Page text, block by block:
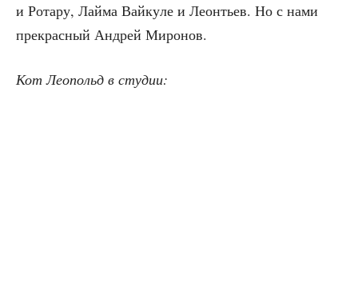
и Рота­ру, Лай­ма Вай­ку­ле и Леон­тьев. Но с нами
пре­крас­ный Андрей Миронов.
Кот Лео­польд в студии: